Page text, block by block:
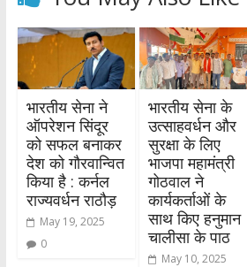
भारतीय सेना ने
ऑपरेशन सिंदूर
को सफल बनाकर
देश को गौरवान्वित
किया है : कर्नल
राज्यवर्धन राठौड़
May 19, 2025
0
भारतीय सेना के
उत्साहवर्धन और
सुरक्षा के लिए
भाजपा महामंत्री
गोठवाल ने
कार्यकर्ताओं के
साथ किए हनुमान
चालीसा के पाठ
May 10, 2025